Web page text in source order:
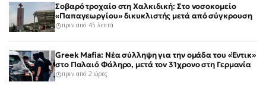
Σοβαρό τροχαίο στη Χαλκιδική: Στο νοσοκομείο
«Παπαγεωργίου» δικυκλιστής μετά από σύγκρουση
πριν από 45 λεπτά
Greek Mafia: Νέα σύλληψη για την ομάδα του «Έντικ»
στο Παλαιό Φάληρο, μετά τον 31χρονο στη Γερμανία
πριν από 2 ώρες